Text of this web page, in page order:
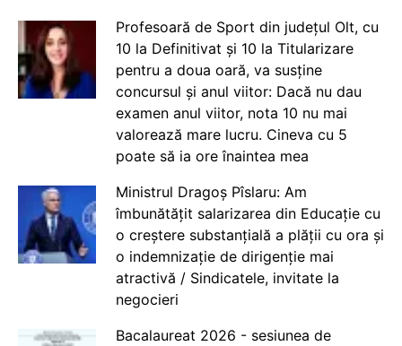
Profesoară de Sport din județul Olt, cu
10 la Definitivat și 10 la Titularizare
pentru a doua oară, va susține
concursul și anul viitor: Dacă nu dau
examen anul viitor, nota 10 nu mai
valorează mare lucru. Cineva cu 5
poate să ia ore înaintea mea
Ministrul Dragoș Pîslaru: Am
îmbunătățit salarizarea din Educație cu
o creștere substanțială a plății cu ora și
o indemnizație de dirigenție mai
atractivă / Sindicatele, invitate la
negocieri
Bacalaureat 2026 - sesiunea de